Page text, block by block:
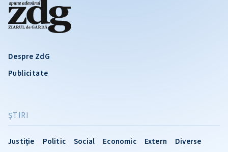
Despre ZdG
Publicitate
ŞTIRI
Justiție Politic Social Economic Extern Diverse